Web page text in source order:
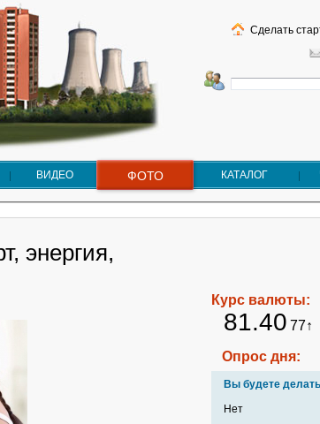
Сделать
ВИДЕО ФОТО КАТАЛОГ
энергия,
Курс валюты:
81.40 77↑
Опрос дня:
Вы будете
Нет